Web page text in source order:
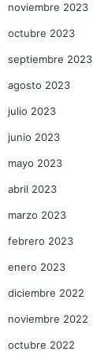
noviembre 2023
octubre 2023
septiembre 2023
agosto 2023
julio 2023
junio 2023
mayo 2023
abril 2023
marzo 2023
febrero 2023
enero 2023
diciembre 2022
noviembre 2022
octubre 2022